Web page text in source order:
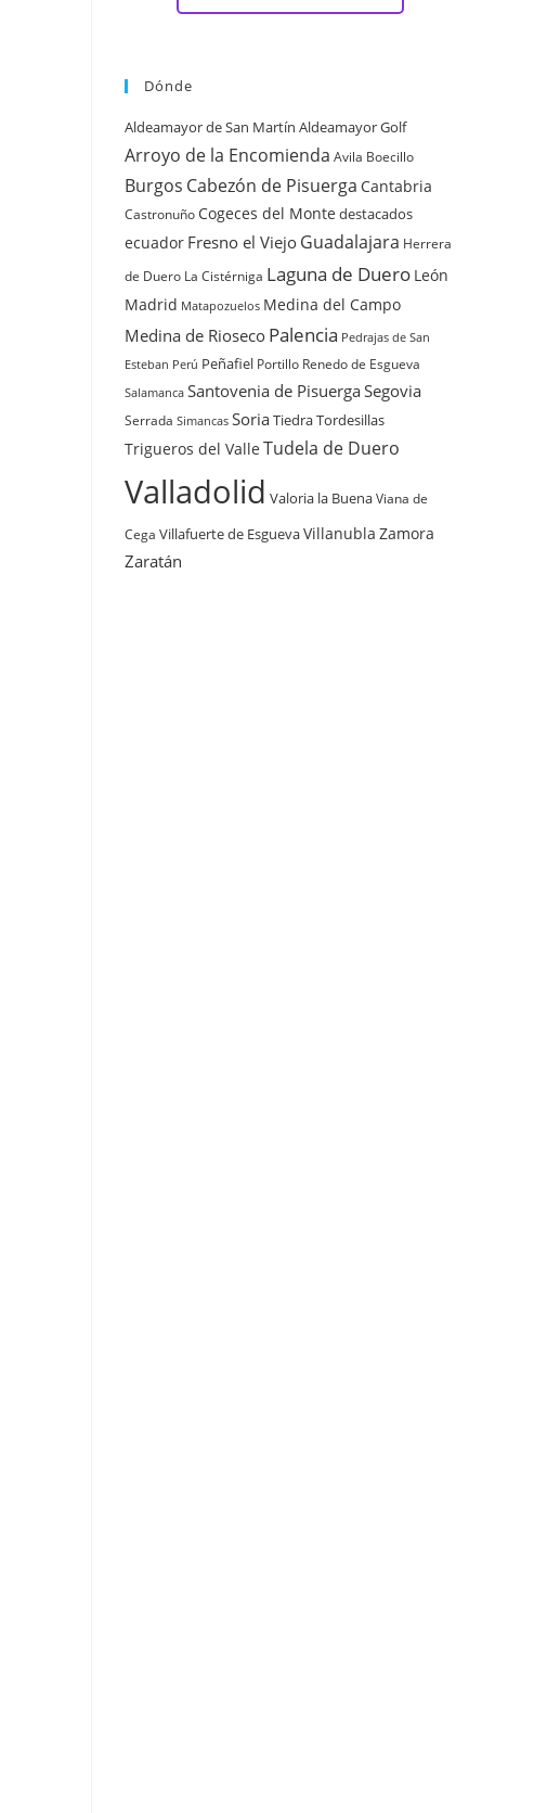
Dónde
Aldeamayor de San Martín Aldeamayor Golf
Arroyo de la Encomienda Avila Boecillo
Burgos Cabezón de Pisuerga Cantabria
Castronuño Cogeces del Monte destacados
ecuador Fresno el Viejo Guadalajara Herrera
de Duero La Cistérniga Laguna de Duero León
Madrid Matapozuelos Medina del Campo
Medina de Rioseco Palencia Pedrajas de San
Esteban Perú Peñafiel Portillo Renedo de Esgueva
Salamanca Santovenia de PisuergaSegovia
Serrada Simancas SoriaTiedraTordesillas
Trigueros del Valle Tudela de Duero
Valladolid Valoria la Buena Viana de
Cega Villafuerte de EsguevaVillanubla Zamora
Zaratán